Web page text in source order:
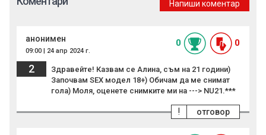
Напиши коментар
анонимен
09:00 | 24 апр 2024 г.
0 0
2
Здравейте! Казвам се Алина, съм на 21 години)
Започвам SEX модел 18+) Обичам да ме снимат
гола) Моля, оценете снимките ми на ---> NU21.***
отговор
!